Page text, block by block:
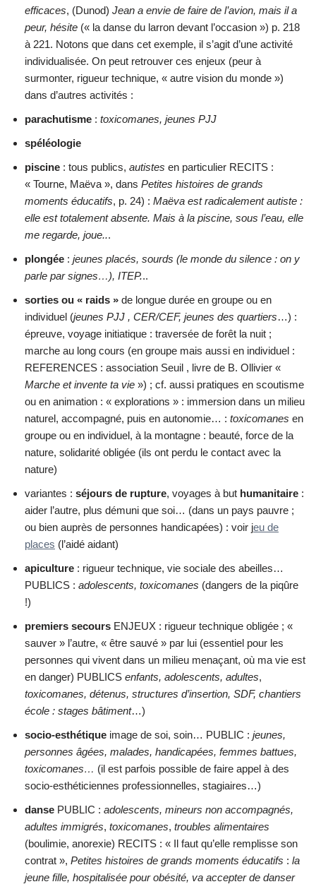
efficaces, (Dunod) Jean a envie de faire de l’avion, mais il a
peur, hésite (« la danse du larron devant l’occasion ») p. 218
à 221. Notons que dans cet exemple, il s’agit d’une activité
individualisée. On peut retrouver ces enjeux (peur à
surmonter, rigueur technique, « autre vision du monde »)
dans d’autres activités :
parachutisme : toxicomanes, jeunes PJJ
spéléologie
piscine : tous publics, autistes en particulier RECITS :
« Tourne, Maëva », dans Petites histoires de grands
moments éducatifs, p. 24) : Maëva est radicalement autiste :
elle est totalement absente. Mais à la piscine, sous l’eau, elle
me regarde, joue...
plongée : jeunes placés, sourds (le monde du silence : on y
parle par signes…), ITEP...
sorties ou « raids » de longue durée en groupe ou en
individuel (jeunes PJJ , CER/CEF, jeunes des quartiers…) :
épreuve, voyage initiatique : traversée de forêt la nuit ;
marche au long cours (en groupe mais aussi en individuel :
REFERENCES : association Seuil , livre de B. Ollivier «
Marche et invente ta vie ») ; cf. aussi pratiques en scoutisme
ou en animation : « explorations » : immersion dans un milieu
naturel, accompagné, puis en autonomie… : toxicomanes en
groupe ou en individuel, à la montagne : beauté, force de la
nature, solidarité obligée (ils ont perdu le contact avec la
nature)
variantes : séjours de rupture, voyages à but humanitaire :
aider l’autre, plus démuni que soi… (dans un pays pauvre ;
ou bien auprès de personnes handicapées) : voir jeu de
places (l’aidé aidant)
apiculture : rigueur technique, vie sociale des abeilles…
PUBLICS : adolescents, toxicomanes (dangers de la piqûre
!)
premiers secours ENJEUX : rigueur technique obligée ; «
sauver » l’autre, « être sauvé » par lui (essentiel pour les
personnes qui vivent dans un milieu menaçant, où ma vie est
en danger) PUBLICS enfants, adolescents, adultes,
toxicomanes, détenus, structures d’insertion, SDF, chantiers
école : stages bâtiment…)
socio-esthétique image de soi, soin… PUBLIC : jeunes,
personnes âgées, malades, handicapées, femmes battues,
toxicomanes… (il est parfois possible de faire appel à des
socio-esthéticiennes professionnelles, stagiaires…)
danse PUBLIC : adolescents, mineurs non accompagnés,
adultes immigrés, toxicomanes, troubles alimentaires
(boulimie, anorexie) RECITS : « Il faut qu’elle remplisse son
contrat », Petites histoires de grands moments éducatifs : la
jeune fille, hospitalisée pour obésité, va accepter de danser